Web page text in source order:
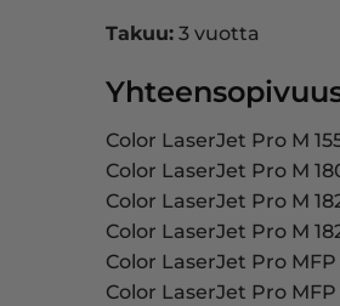
Takuu: 3 vuotta
Color LaserJet Pro M
Color LaserJet Pro M
Color LaserJet Pro M
Color LaserJet Pro M
Color LaserJet Pro MFP
Color LaserJet Pro MFP